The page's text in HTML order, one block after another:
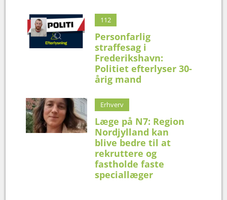
112
Personfarlig
straffesag i
Frederikshavn:
Politiet efterlyser 30-
årig mand
Erhverv
Læge på N7: Region
Nordjylland kan
blive bedre til at
rekruttere og
fastholde faste
speciallæger